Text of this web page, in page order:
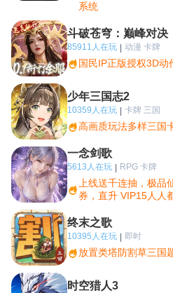
系统
斗破苍穹：巅峰对决
85911人在玩 | 动漫 卡牌
国民IP正版授权3D动
少年三国志2
10359人在玩 | 卡牌 三国
高画质玩法多样三国
一念剑歌
5613人在玩 | RPG 卡牌
上线送千连抽，极品
券，直升 VIP15人人
终末之歌
10395人在玩 | 即时
放置类塔防割草三国
时空猎人3